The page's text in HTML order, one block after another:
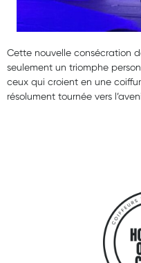
Cette nouvelle consécration
seulement un triomphe
ceux qui croient en une
résolument tournée vers